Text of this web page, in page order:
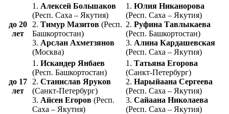
до 20
лет
1. Алексей Большаков
(Респ. Саха – Якутия)
2. Тимур Мазитов (Респ.
Башкортостан)
3. Арслан Ахметзянов
(Москва)
1. Юлия Никанорова
(Респ. Саха – Якутия)
2. Руфина Тавлыкаева
(Респ. Башкортостан)
3. Алина Кардашевская
(Респ. Саха – Якутия)
до 17
лет
1. Искандер Янбаев
(Респ. Башкортостан)
2. Станислав Яруков
(Санкт-Петербург)
3. Айсен Егоров (Респ.
Саха – Якутия)
1. Татьяна Егорова
(Санкт-Петербург)
2. Нарыйаана Сергеева
(Респ. Саха – Якутия)
3. Сайаана Николаева
(Респ. Саха – Якутия)